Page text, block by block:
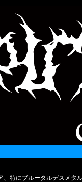
、特にブルータルデスメタ